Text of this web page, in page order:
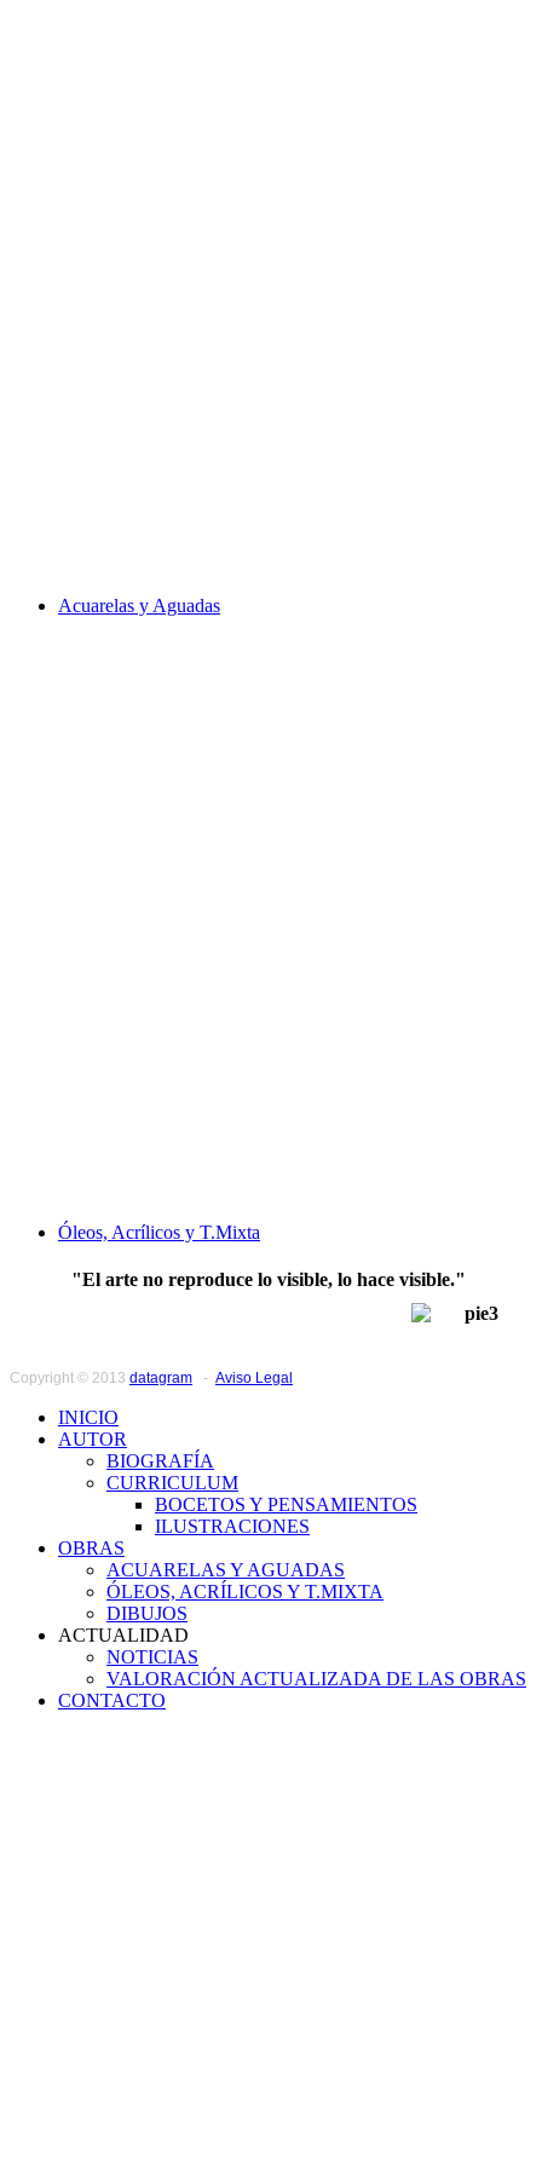
Acuarelas y Aguadas
Óleos, Acrílicos y T.Mixta
"El arte no reproduce lo visible, lo hace visible."
Copyright © 2013 datagram - Aviso Legal
INICIO
AUTOR
BIOGRAFÍA
CURRICULUM
BOCETOS Y PENSAMIENTOS
ILUSTRACIONES
OBRAS
ACUARELAS Y AGUADAS
ÓLEOS, ACRÍLICOS Y T.MIXTA
DIBUJOS
ACTUALIDAD
NOTICIAS
VALORACIÓN ACTUALIZADA DE LAS OBRAS
CONTACTO